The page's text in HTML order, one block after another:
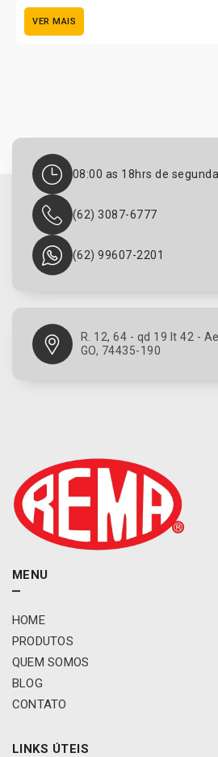
VER MAIS
08:00 as 18hrs de
(62) 3087-6777
(62) 99607-2201
R. 12, 64 - qd 19 lt 42 -
GO, 74435-190
MENU
HOME
PRODUTOS
QUEM SOMOS
BLOG
CONTATO
LINKS ÚTEIS